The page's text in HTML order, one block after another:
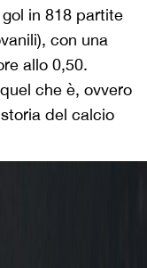
in 818 partite
con una
allo 0,50.
che è, ovvero
del calcio